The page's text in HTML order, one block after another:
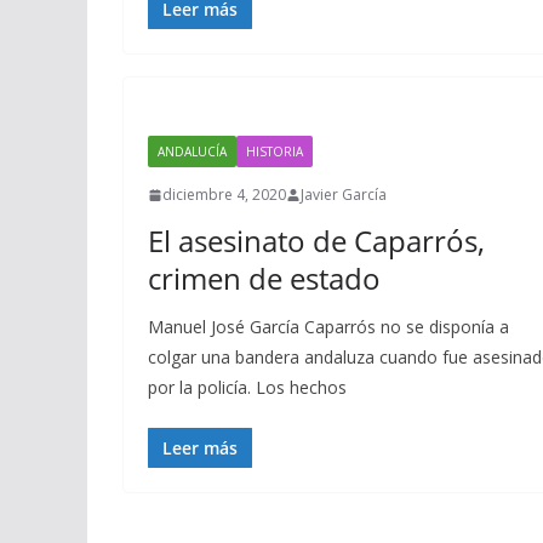
Leer más
ANDALUCÍA HISTORIA
diciembre 4, 2020 Javier García
El asesinato de Caparrós,
crimen de estado
Manuel José García Caparrós no se disponía a
colgar una bandera andaluza cuando fue
por la policía. Los hechos
Leer más